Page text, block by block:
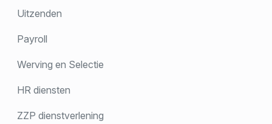
Uitzenden
Payroll
Werving en Selectie
HR diensten
ZZP dienstverlening